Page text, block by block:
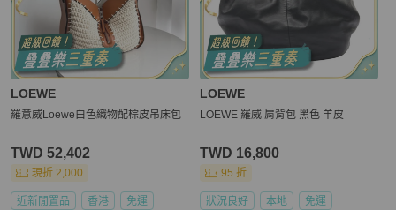
LOEWE
羅意威Loewe白色織物配棕皮吊床包
TWD 52,402
現折 2,000
近新閒置品 香港 免運
LOEWE
LOEWE 羅威 肩背包 黑色 羊皮
TWD 16,800
95 折
狀況良好 本地 免運